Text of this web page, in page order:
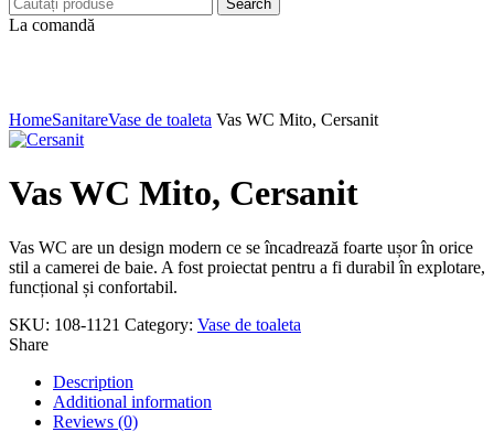
Search
La comandă
HomeSanitareVase de toaleta Vas WC Mito, Cersanit
Vas WC Mito, Cersanit
Vas WC are un design modern ce se încadrează foarte ușor în orice
stil a camerei de baie. A fost proiectat pentru a fi durabil în explotare,
funcțional și confortabil.
SKU: 108-1121 Category: Vase de toaleta
Share
Description
Additional information
Reviews (0)